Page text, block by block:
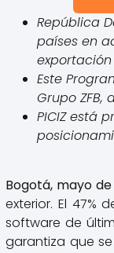
República
países en
Este
Grupo
PICIZ está
Bogotá, mayo de
exterior. El 47%
software de
garantiza que